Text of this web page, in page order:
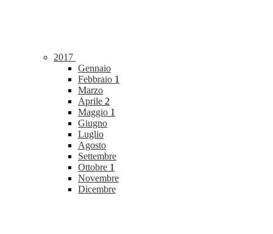
2017
Gennaio
Febbraio 1
Marzo
Aprile 2
Maggio 1
Giugno
Luglio
Agosto
Settembre
Ottobre 1
Novembre
Dicembre